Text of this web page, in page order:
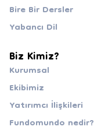
Bire Bir Dersler
Yabancı Dil
Biz Kimiz?
Kurumsal
Ekibimiz
Yatırımcı İlişkileri
Fundomundo nedir?